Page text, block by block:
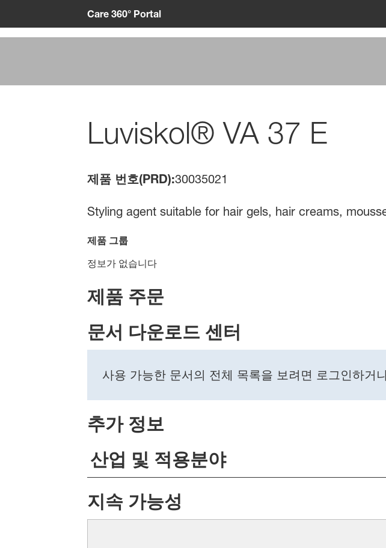
Care 360° Portal
Luviskol® VA 37 E
제품 번호(PRD):30035021
Styling agent suitable for hair gels, hair creams,
제품 그룹
정보가 없습니다
제품 주문
문서 다운로드 센터
사용 가능한 문서의 전체 목록을 보려면 로그인하거
추가 정보
산업 및 적용분야
지속 가능성